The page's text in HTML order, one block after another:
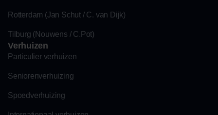
Rotterdam (Jan Schut / C. van Dijk)
Tilburg (Nouwens / C.Pot)
Verhuizen
Particulier verhuizen
Seniorenverhuizing
Spoedverhuizing